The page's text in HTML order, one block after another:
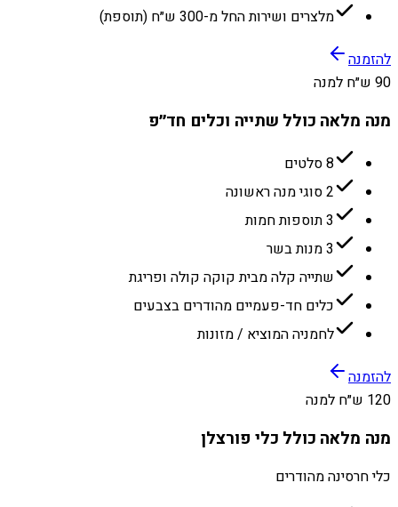
מלצרים ושירות החל מ-300 ש״ח (תוספת)
להזמנה
90 ש״ח למנה
מנה מלאה כולל שתייה וכלים חד״פ
8 סלטים
2 סוגי מנה ראשונה
3 תוספות חמות
3 מנות בשר
שתייה קלה מבית קוקה קולה ופריגת
כלים חד-פעמיים מהודרים בצבעים
לחמניה המוציא / מזונות
להזמנה
120 ש״ח למנה
מנה מלאה כולל כלי פורצלן
כלי חרסינה מהודרים